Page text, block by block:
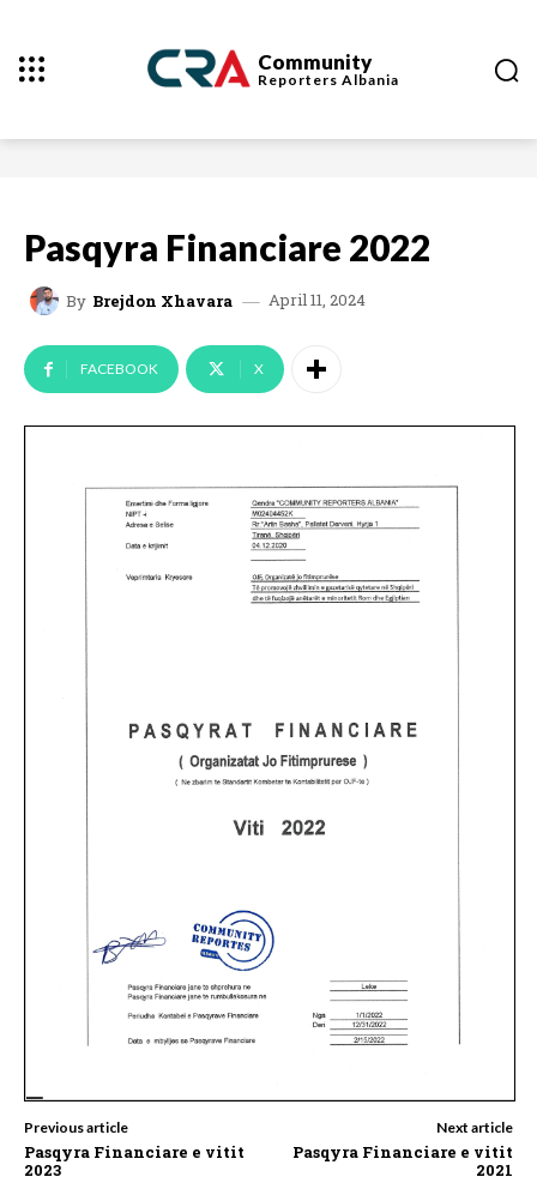
Community
Reporters Albania
Pasqyra Financiare 2022
By Brejdon Xhavara April 11, 2024
FACEBOOK X
Previous article
Pasqyra Financiare e vitit
2023
Next article
Pasqyra Financiare e vitit
2021